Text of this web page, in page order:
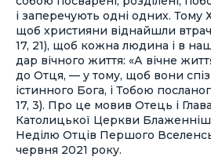
і заперечують одні одних. Тому
щоб християни віднайшли
17, 21), щоб кожна людина і в
дар вічного життя: «А вічне
до Отця, — у тому, щоб вони
істинного Бога, і Тобою
17, 3). Про це мовив Отець і
Католицької Церкви
Неділю Отців Першого
червня 2021 року.